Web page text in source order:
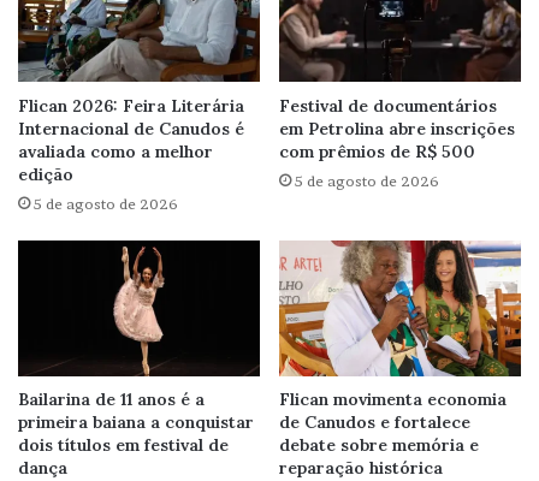
Flican 2026: Feira Literária
Internacional de Canudos é
avaliada como a melhor
edição
5 de agosto de 2026
Festival de documentários
em Petrolina abre inscrições
com prêmios de R$ 500
5 de agosto de 2026
Bailarina de 11 anos é a
primeira baiana a conquistar
dois títulos em festival de
dança
Flican movimenta economia
de Canudos e fortalece
debate sobre memória e
reparação histórica